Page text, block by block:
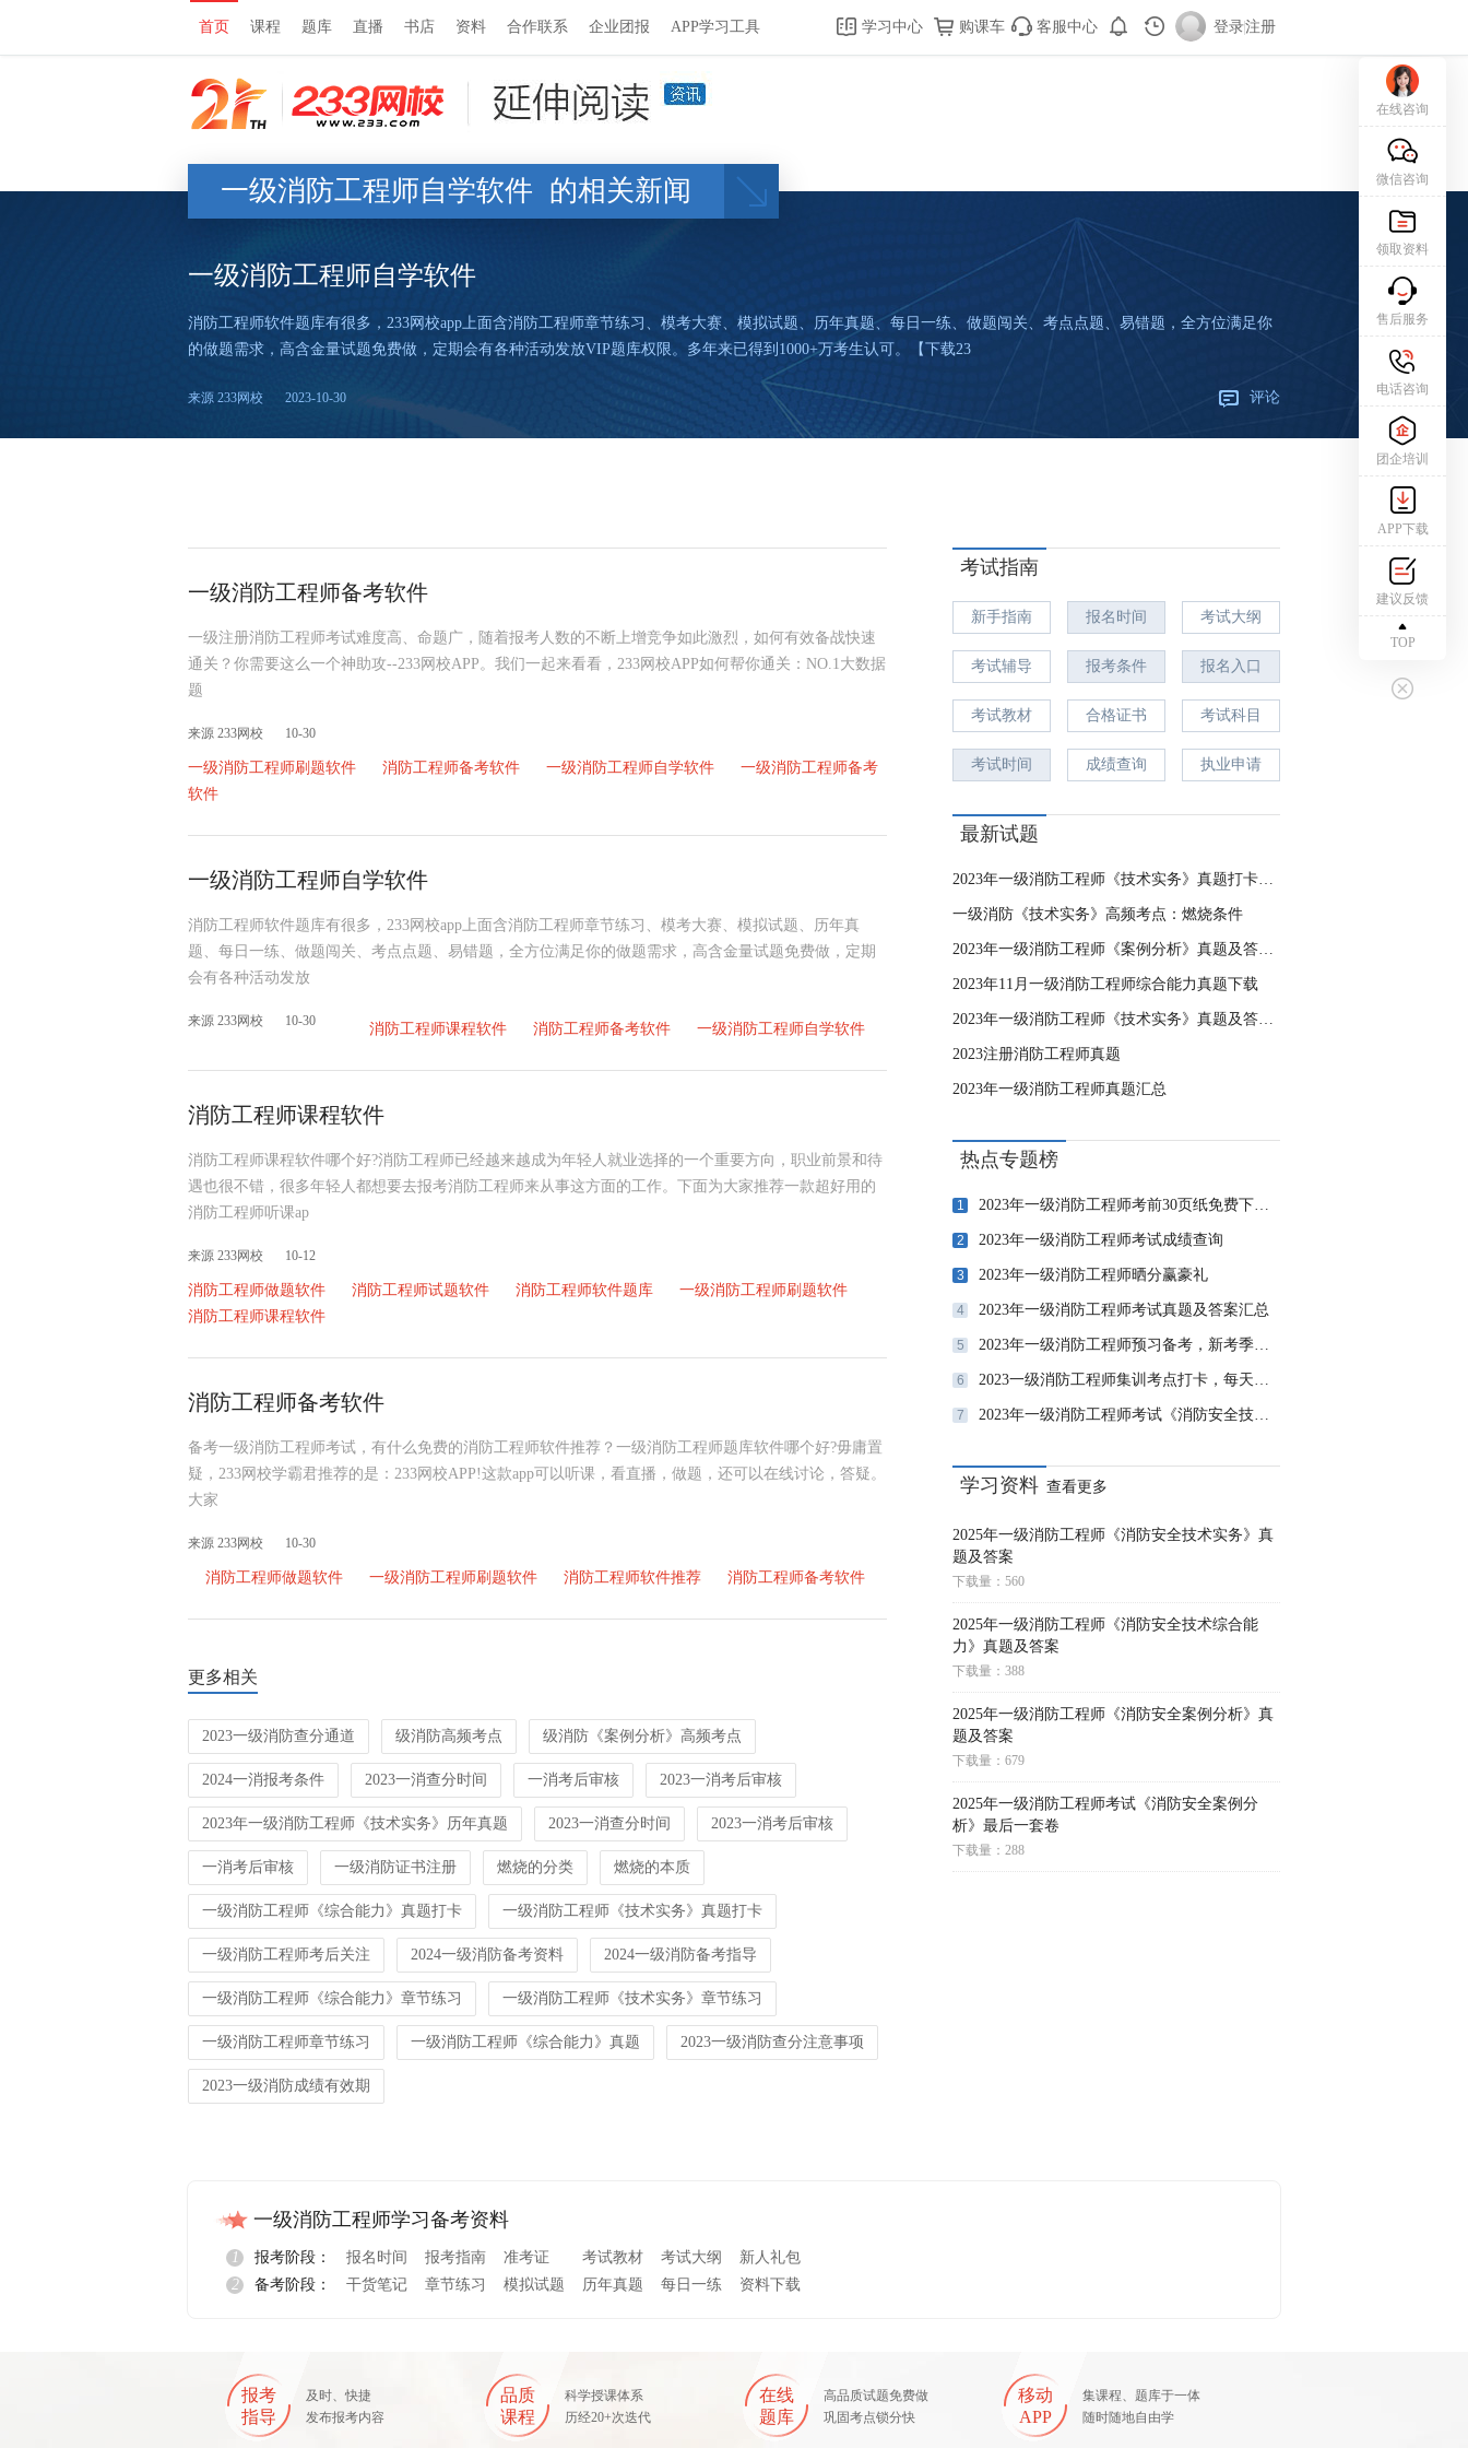
首页 课程 题库 直播 书店 资料 合作联系 企业团报 APP学习工具 学习中心 购课车 客服中心 登录|注册
一级消防工程师自学软件 的相关新闻
一级消防工程师自学软件
消防工程师软件题库有很多，233网校app上面含消防工程师章节练习、模考大赛、模拟试题、历年真题、每日一练、做题闯关、考点点题、易错题，全方位满足你
的做题需求，高含金量试题免费做，定期会有各种活动发放VIP题库权限。多年来已得到1000+万考生认可。【下载23
来源 233网校 2023-10-30 评论
一级消防工程师备考软件
一级注册消防工程师考试难度高、命题广，随着报考人数的不断上增竞争如此激烈，如何有效备战快速
通关？你需要这么一个神助攻--233网校APP。我们一起来看看，233网校APP如何帮你通关：NO.1大数据
题
来源 233网校 10-30
一级消防工程师刷题软件 消防工程师备考软件 一级消防工程师自学软件
一级消防工程师备考
软件
一级消防工程师自学软件
消防工程师软件题库有很多，233网校app上面含消防工程师章节练习、模考大赛、模拟试题、历年真
题、每日一练、做题闯关、考点点题、易错题，全方位满足你的做题需求，高含金量试题免费做，定期
会有各种活动发放
来源 233网校 10-30 消防工程师课程软件 消防工程师备考软件 一级消防工程师自学软件
消防工程师课程软件
消防工程师课程软件哪个好?消防工程师已经越来越成为年轻人就业选择的一个重要方向，职业前景和待
遇也很不错，很多年轻人都想要去报考消防工程师来从事这方面的工作。下面为大家推荐一款超好用的
消防工程师听课ap
来源 233网校 10-12
消防工程师做题软件 消防工程师试题软件 消防工程师软件题库
一级消防工程师刷题软件
消防工程师课程软件
消防工程师备考软件
备考一级消防工程师考试，有什么免费的消防工程师软件推荐？一级消防工程师题库软件哪个好?毋庸置
疑，233网校学霸君推荐的是：233网校APP!这款app可以听课，看直播，做题，还可以在线讨论，答疑。
大家
来源 233网校 10-30
消防工程师做题软件 一级消防工程师刷题软件 消防工程师软件推荐 消防工程师备考软件
更多相关
2023一级消防查分通道 级消防高频考点 级消防《案例分析》高频考点
2024一消报考条件 2023一消查分时间 一消考后审核 2023一消考后审核
2023年一级消防工程师《技术实务》历年真题 2023一消查分时间 2023一消考后审核
一消考后审核 一级消防证书注册 燃烧的分类 燃烧的本质
一级消防工程师《综合能力》真题打卡 一级消防工程师《技术实务》真题打卡
一级消防工程师考后关注 2024一级消防备考资料 2024一级消防备考指导
一级消防工程师《综合能力》章节练习 一级消防工程师《技术实务》章节练习
一级消防工程师章节练习 一级消防工程师《综合能力》真题 2023一级消防查分注意事项
2023一级消防成绩有效期
考试指南
新手指南 报名时间 考试大纲
考试辅导 报考条件 报名入口
考试教材 合格证书 考试科目
考试时间 成绩查询 执业申请
最新试题
2023年一级消防工程师《技术实务》真题打卡（第4天）
一级消防《技术实务》高频考点：燃烧条件
2023年一级消防工程师《案例分析》真题及答案（一）
2023年11月一级消防工程师综合能力真题下载
2023年一级消防工程师《技术实务》真题及答案（21-30题）
2023注册消防工程师真题
2023年一级消防工程师真题汇总
热点专题榜
1 2023年一级消防工程师考前30页纸免费下载，攻破重难点！
2 2023年一级消防工程师考试成绩查询
3 2023年一级消防工程师晒分赢豪礼
4 2023年一级消防工程师考试真题及答案汇总
5 2023年一级消防工程师预习备考，新考季，“赢”战2023！
6 2023一级消防工程师集训考点打卡，每天进步一点点！
7 2023年一级消防工程师考试《消防安全技术实务》自测卷
学习资料 查看更多
2025年一级消防工程师《消防安全技术实务》真
题及答案
下载量：560
2025年一级消防工程师《消防安全技术综合能
力》真题及答案
下载量：388
2025年一级消防工程师《消防安全案例分析》真
题及答案
下载量：679
2025年一级消防工程师考试《消防安全案例分
析》最后一套卷
下载量：288
一级消防工程师学习备考资料
1 报考阶段： 报名时间 报考指南 准考证 考试教材 考试大纲
新人礼包
报名指导
2 备考阶段： 干货笔记 章节练习 模拟试题 历年真题 每日一练 资料下载
报考
指导
及时、快捷
发布报考内容
品质
课程
科学授课体系
历经20+次迭代
在线
题库
高品质试题免费做
巩固考点锁分快
移动
APP
集课程、题库于一体
随时随地自由学
在线咨询
微信咨询
领取资料
售后服务
电话咨询
团企培训
APP下载
建议反馈
TOP